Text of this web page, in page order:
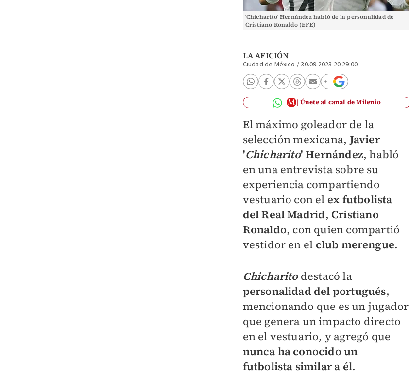
'Chicharito' Hernández habló de la personalidad de
Cristiano Ronaldo (EFE)
LA AFICIÓN
Ciudad de México /30.09.2023 20:29:00
Únete al canal de Milenio
El máximo goleador de la
selección mexicana, Javier
'Chicharito' Hernández, habló
en una entrevista sobre su
experiencia compartiendo
vestuario con el ex futbolista
del Real Madrid, Cristiano
Ronaldo, con quien compartió
vestidor en el club merengue.
Chicharito destacó la
personalidad del portugués,
mencionando que es un jugador
que genera un impacto directo
en el vestuario, y agregó que
nunca ha conocido un
futbolista similar a él.